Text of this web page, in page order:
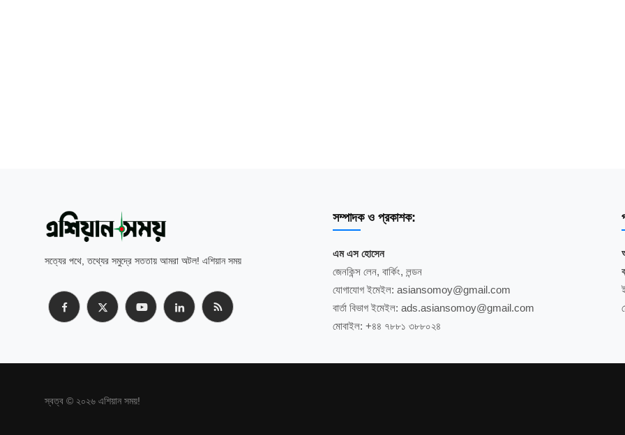
সত্যের পথে, তথ্যের সমুদ্রে সততায় আমরা অটল! এশিয়ান সময়
সম্পাদক ও প্রকাশক:
এম এস হোসেন
জেনকিন্স লেন, বার্কিং, লন্ডন
যোগাযোগ ইমেইল: asiansomoy@gmail.com
বার্তা বিভাগ ইমেইল: ads.asiansomoy@gmail.com
মোবাইল: +৪৪ ৭৮৮১ ৩৮৮০২৪
স্বত্ব © ২০২৬ এশিয়ান সময়!